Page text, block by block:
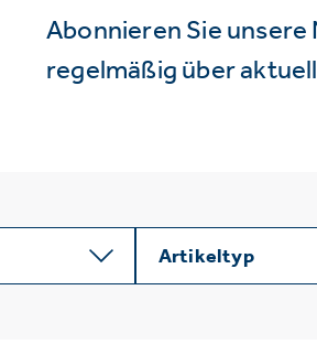
Abonnieren Sie unsere
regelmäßig über
Artikeltyp